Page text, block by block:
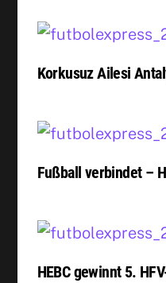
Korkusuz Ailesi
Fußball verbindet –
HEBC gewinnt 5.